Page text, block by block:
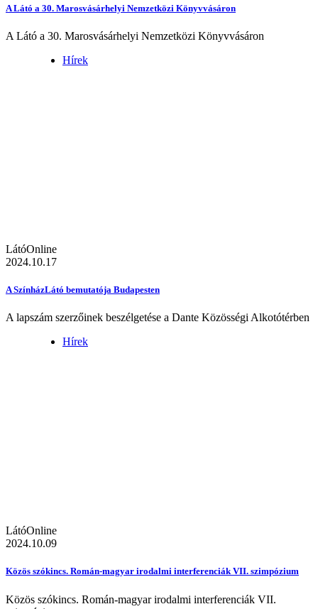
A Látó a 30. Marosvásárhelyi Nemzetközi Könyvvásáron
A Látó a 30. Marosvásárhelyi Nemzetközi Könyvvásáron
Hírek
LátóOnline
2024.10.17
A SzínházLátó bemutatója Budapesten
A lapszám szerzőinek beszélgetése a Dante Közösségi Alkotótérben
Hírek
LátóOnline
2024.10.09
Közös szókincs. Román-magyar irodalmi interferenciák VII. szimpózium
Közös szókincs. Román-magyar irodalmi interferenciák VII.